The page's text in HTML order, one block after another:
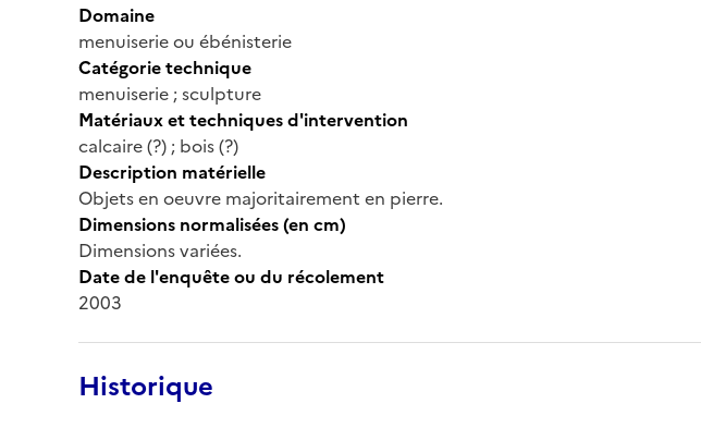
Domaine
menuiserie ou ébénisterie
Catégorie technique
menuiserie ; sculpture
Matériaux et techniques d'intervention
calcaire (?) ; bois (?)
Description matérielle
Objets en oeuvre majoritairement en pierre.
Dimensions normalisées (en cm)
Dimensions variées.
Date de l'enquête ou du récolement
2003
Historique